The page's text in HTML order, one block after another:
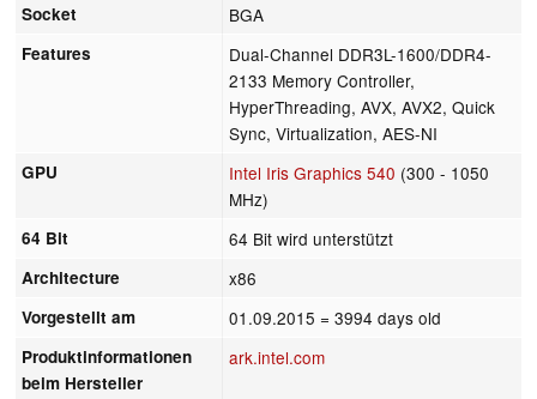
Socket BGA
Features
Dual-Channel DDR3L-1600/DDR4-
2133 Memory Controller,
HyperThreading, AVX, AVX2, Quick
Sync, Virtualization, AES-NI
GPU Intel Iris Graphics 540 (300 - 1050
MHz)
64 Bit 64 Bit wird unterstützt
Architecture x86
Vorgestellt am 01.09.2015 = 3994 days old
Produktinformationen
beim Hersteller
ark.intel.com